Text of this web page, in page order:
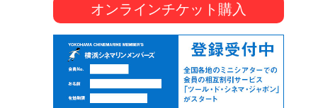
オンラインチケット購入